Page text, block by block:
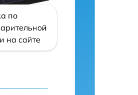
по
на сайте